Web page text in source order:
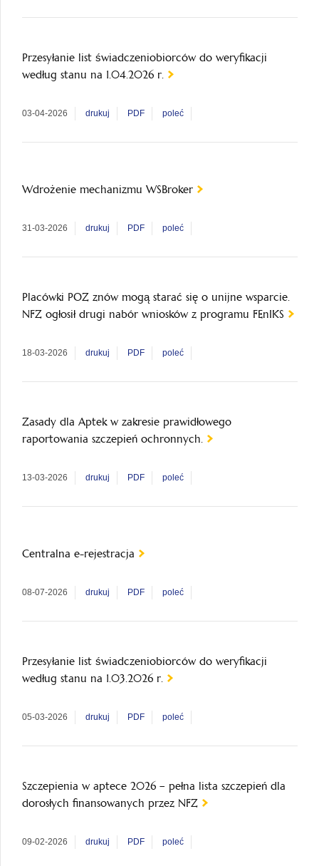
Przesyłanie list świadczeniobiorców do weryfikacji
według stanu na 1.04.2026 r.
03-04-2026 drukuj PDF poleć
Wdrożenie mechanizmu WSBroker
31-03-2026 drukuj PDF poleć
Placówki POZ znów mogą starać się o unijne wsparcie.
NFZ ogłosił drugi nabór wniosków z programu FEnIKS
18-03-2026 drukuj PDF poleć
Zasady dla Aptek w zakresie prawidłowego
raportowania szczepień ochronnych.
13-03-2026 drukuj PDF poleć
Centralna e-rejestracja
08-07-2026 drukuj PDF poleć
Przesyłanie list świadczeniobiorców do weryfikacji
według stanu na 1.03.2026 r.
05-03-2026 drukuj PDF poleć
Szczepienia w aptece 2026 – pełna lista szczepień dla
dorosłych finansowanych przez NFZ
09-02-2026 drukuj PDF poleć